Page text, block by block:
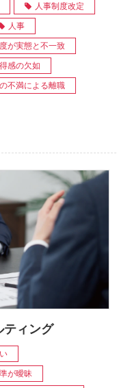
人事制度改定
人事
が実態と不一致
感の欠如
不満による離職
ティング
が曖昧